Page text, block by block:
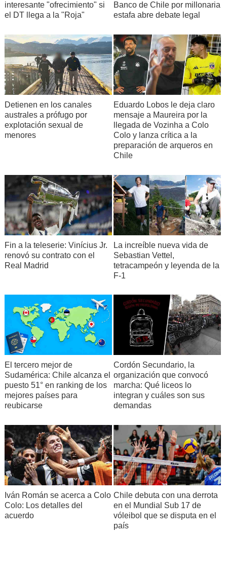
interesante "ofrecimiento" si
el DT llega a la "Roja"
Banco de Chile por millonaria
estafa abre debate legal
Detienen en los canales
australes a prófugo por
explotación sexual de
menores
Eduardo Lobos le deja claro
mensaje a Maureira por la
llegada de Vozinha a Colo
Colo y lanza crítica a la
preparación de arqueros en
Chile
Fin a la teleserie: Vinícius Jr.
renovó su contrato con el
Real Madrid
La increíble nueva vida de
Sebastian Vettel,
tetracampeón y leyenda de la
F-1
El tercero mejor de
Sudamérica: Chile alcanza el
puesto 51° en ranking de los
mejores países para
reubicarse
Cordón Secundario, la
organización que convocó
marcha: Qué liceos lo
integran y cuáles son sus
demandas
Iván Román se acerca a Colo
Colo: Los detalles del
acuerdo
Chile debuta con una derrota
en el Mundial Sub 17 de
vóleibol que se disputa en el
país